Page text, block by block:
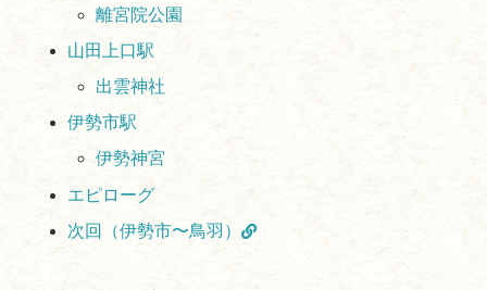
離宮院公園
山田上口駅
出雲神社
伊勢市駅
伊勢神宮
エピローグ
次回（伊勢市〜鳥羽）